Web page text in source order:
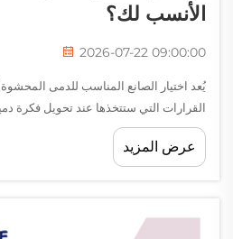
الأنسب لك؟
2026-07-22 09:00:00
يُعد اختيار الصانع المناسب للدمى
القرارات التي ستتخذها عند تحويل فكرة
سواء كنت علامة تجارية تطلق دمية رمزية،
حصرية، أو فردًا لديه فكرة إبداعية...
عرض المزيد